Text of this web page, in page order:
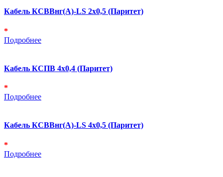
Кабель КСВВнг(А)-LS 2х0,5 (Паритет)
*
Подробнее
Кабель КСПВ 4х0,4 (Паритет)
*
Подробнее
Кабель КСВВнг(А)-LS 4х0,5 (Паритет)
*
Подробнее